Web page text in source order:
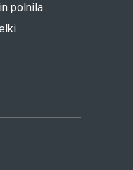
polnila